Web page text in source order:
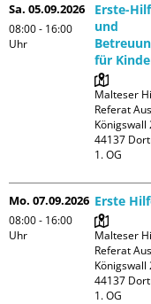
Sa. 05.09.2026
08:00 - 16:00
Uhr
Erste-
und
für
Malteser
Referat
Königswall
44137
1. OG
Mo. 07.09.2026
08:00 - 16:00
Uhr
Erste
Malteser
Referat
Königswall
44137
1. OG